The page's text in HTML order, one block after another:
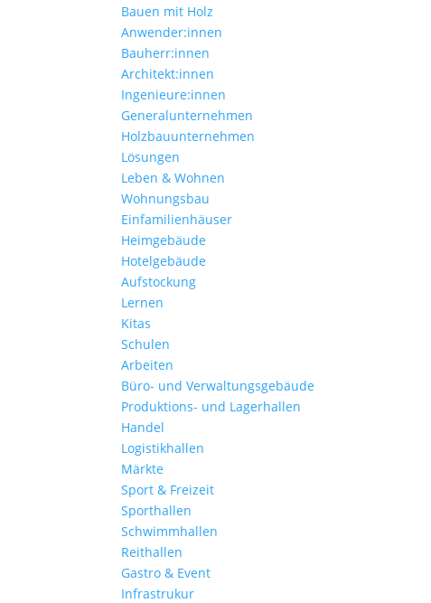
Bauen mit Holz
Anwender:innen
Bauherr:innen
Architekt:innen
Ingenieure:innen
Generalunternehmen
Holzbauunternehmen
Lösungen
Leben & Wohnen
Wohnungs­bau
Einfamilien­häuser
Heimgebäude
Hotelgebäude
Aufstockung
Lernen
Kitas
Schulen
Arbeiten
Büro- und Verwaltungs­gebäude
Produktions- und Lagerhallen
Handel
Logistikhallen
Märkte
Sport & Freizeit
Sporthallen
Schwimmhallen
Reithallen
Gastro & Event
Infrastrukur